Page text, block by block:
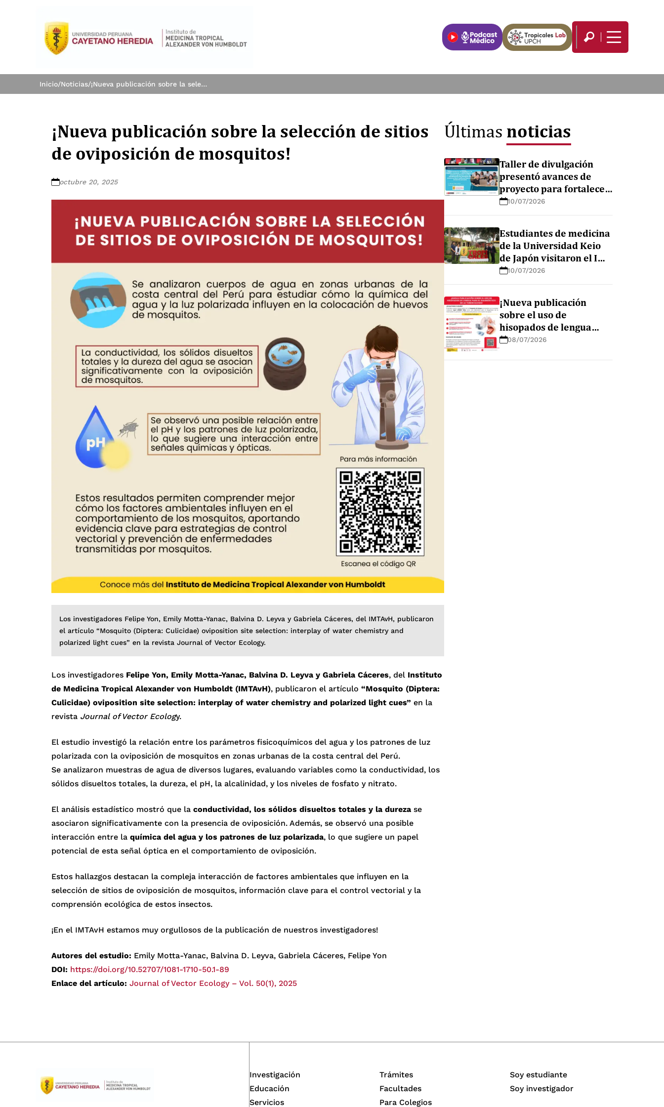
Inicio/Noticias/ ¡Nueva publicación sobre la selección de sitios de oviposición de mosquitos!
¡Nueva publicación sobre la selección de sitios
de oviposición de mosquitos!
octubre 20, 2025
Los investigadores Felipe Yon, Emily Motta-Yanac, Balvina D. Leyva y Gabriela Cáceres, del IMTAvH, publicaron
el artículo “Mosquito (Diptera: Culicidae) oviposition site selection: interplay of water chemistry and
polarized light cues” en la revista Journal of Vector Ecology.
Los investigadores Felipe Yon, Emily Motta-Yanac, Balvina D. Leyva y Gabriela Cáceres, del Instituto
de Medicina Tropical Alexander von Humboldt (IMTAvH), publicaron el artículo “Mosquito (Diptera:
Culicidae) oviposition site selection: interplay of water chemistry and polarized light cues” en la
revista Journal of Vector Ecology.
El estudio investigó la relación entre los parámetros fisicoquímicos del agua y los patrones de luz
polarizada con la oviposición de mosquitos en zonas urbanas de la costa central del Perú.
Se analizaron muestras de agua de diversos lugares, evaluando variables como la conductividad, los
sólidos disueltos totales, la dureza, el pH, la alcalinidad, y los niveles de fosfato y nitrato.
El análisis estadístico mostró que la conductividad, los sólidos disueltos totales y la dureza se
asociaron significativamente con la presencia de oviposición. Además, se observó una posible
interacción entre la química del agua y los patrones de luz polarizada, lo que sugiere un papel
potencial de esta señal óptica en el comportamiento de oviposición.
Estos hallazgos destacan la compleja interacción de factores ambientales que influyen en la
selección de sitios de oviposición de mosquitos, información clave para el control vectorial y la
comprensión ecológica de estos insectos.
¡En el IMTAvH estamos muy orgullosos de la publicación de nuestros investigadores!
Autores del estudio: Emily Motta-Yanac, Balvina D. Leyva, Gabriela Cáceres, Felipe Yon
DOI: https://doi.org/10.52707/1081-1710-50.1-89
Enlace del artículo: Journal of Vector Ecology – Vol. 50(1), 2025
Últimas noticias
Taller de divulgación
presentó avances de
proyecto para fortalecer
el diagnóstico de
enfermedades febriles
10/07/2026
Estudiantes de medicina
de la Universidad Keio
de Japón visitaron el IMT
AvH para conocer sus
líneas de investigación
10/07/2026
¡Nueva publicación
sobre el uso de
hisopados de lengua
para el diagnóstico de la
08/07/2026
Investigación
Educación
Servicios
Trámites
Facultades
Para Colegios
Soy estudiante
Soy investigador